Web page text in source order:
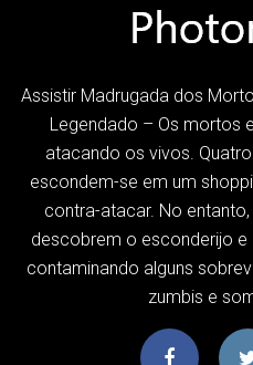
Assistir Madrugada dos
Legendado – Os mortos
atacando os vivos.
escondem-se em um
contra-atacar. No
descobrem o esconderijo
contaminando alguns
zumbis e